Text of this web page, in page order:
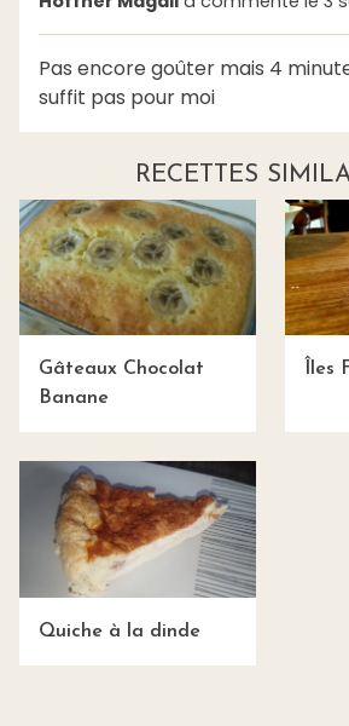
Pas encore goûter mais 4
suffit pas pour moi
RECETTES
Gâteaux Chocolat
Banane
Îles
Quiche à la dinde